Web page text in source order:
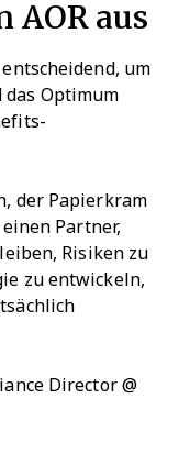
AOR aus
um
das Optimum
der Papierkram
Partner,
Risiken zu
zu entwickeln,
Director @